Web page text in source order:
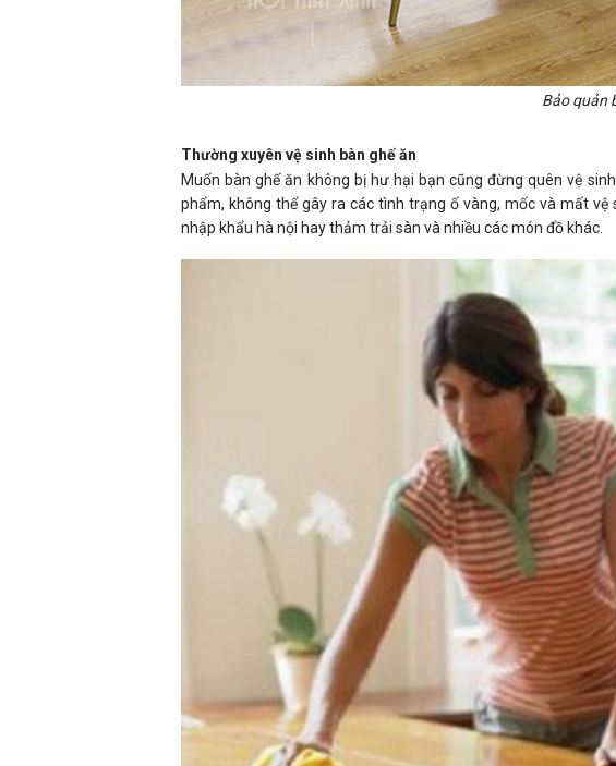
Bảo quản
Thường xuyên vệ sinh bàn ghế ăn
Muốn bàn ghế ăn không bị hư hại bạn cũng đừng quên vệ
phẩm, không thể gây ra các tình trạng ố vàng, mốc và mất
nhập khẩu hà nội hay thảm trải sàn và nhiều các món đồ khác.